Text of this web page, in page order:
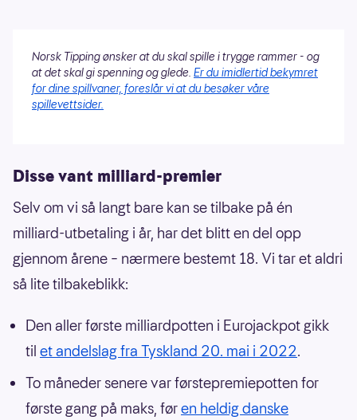
Norsk Tipping ønsker at du skal spille i trygge rammer - og
at det skal gi spenning og glede. Er du imidlertid bekymret
for dine spillvaner, foreslår vi at du besøker våre
spillevettsider.
Disse vant milliard-premier
Selv om vi så langt bare kan se tilbake på én
milliard-utbetaling i år, har det blitt en del opp
gjennom årene – nærmere bestemt 18. Vi tar et aldri
så lite tilbakeblikk:
Den aller første milliardpotten i Eurojackpot gikk
til et andelslag fra Tyskland 20. mai i 2022.
To måneder senere var førstepremiepotten for
første gang på maks, føren heldig danske